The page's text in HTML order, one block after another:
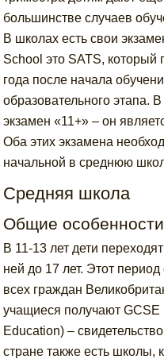
большинстве случаев
В школах есть свои
School это SATS, который
года после начала
образовательного этапа.
экзамен «11+» – он
Оба этих экзамена
начальной в среднюю
Средняя школа
Общие особенности
В 11-13 лет дети
ней до 17 лет. Этот
всех граждан
учащиеся получают
Education) –
стране также есть школы,